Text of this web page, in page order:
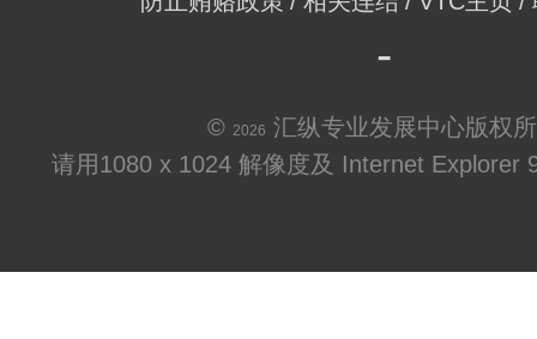
© 2026 汇纵专业发展中心版权
请用1080 x 1024 解像度及 Internet Explorer